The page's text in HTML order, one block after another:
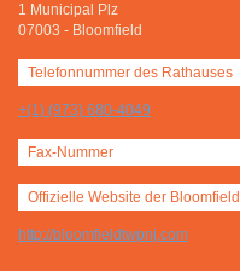
1 Municipal Plz
07003 - Bloomfield
Telefonnummer des Rathauses
+(1) (973) 680-4049
Fax-Nummer
Offizielle Website der Bloomfield
http://bloomfieldtwpnj.com